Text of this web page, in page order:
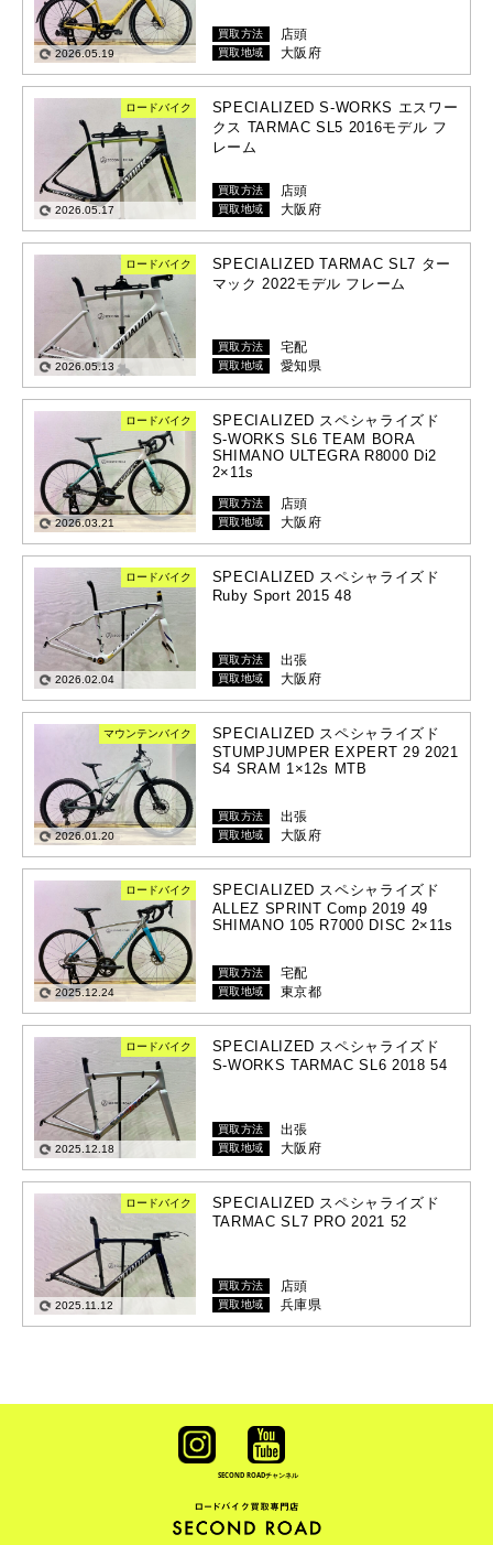
2026.05.19
買取方法 店頭
買取地域 大阪府
ロードバイク
2026.05.17
SPECIALIZED S-WORKS エスワー
クス TARMAC SL5 2016モデル フ
レーム
買取方法 店頭
買取地域 大阪府
ロードバイク
2026.05.13
SPECIALIZED TARMAC SL7 ター
マック 2022モデル フレーム
買取方法 宅配
買取地域 愛知県
ロードバイク
2026.03.21
SPECIALIZED スペシャライズド
S-WORKS SL6 TEAM BORA
SHIMANO ULTEGRA R8000 Di2
2×11s
買取方法 店頭
買取地域 大阪府
ロードバイク
2026.02.04
SPECIALIZED スペシャライズド
Ruby Sport 2015 48
買取方法 出張
買取地域 大阪府
マウンテンバイク
2026.01.20
SPECIALIZED スペシャライズド
STUMPJUMPER EXPERT 29 2021
S4 SRAM 1×12s MTB
買取方法 出張
買取地域 大阪府
ロードバイク
2025.12.24
SPECIALIZED スペシャライズド
ALLEZ SPRINT Comp 2019 49
SHIMANO 105 R7000 DISC 2×11s
買取方法 宅配
買取地域 東京都
ロードバイク
2025.12.18
SPECIALIZED スペシャライズド
S-WORKS TARMAC SL6 2018 54
買取方法 出張
買取地域 大阪府
ロードバイク
2025.11.12
SPECIALIZED スペシャライズド
TARMAC SL7 PRO 2021 52
買取方法 店頭
買取地域 兵庫県
SECOND ROADチャンネル